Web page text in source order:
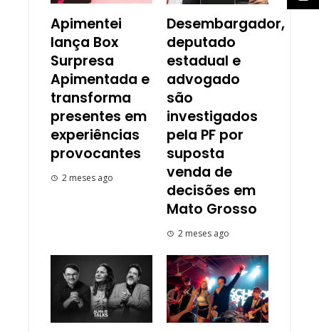
Apimentei
lança Box
Surpresa
Apimentada e
transforma
presentes em
experiências
provocantes
2 meses ago
Desembargador,
deputado
estadual e
advogado
são
investigados
pela PF por
suposta
venda de
decisões em
Mato Grosso
2 meses ago